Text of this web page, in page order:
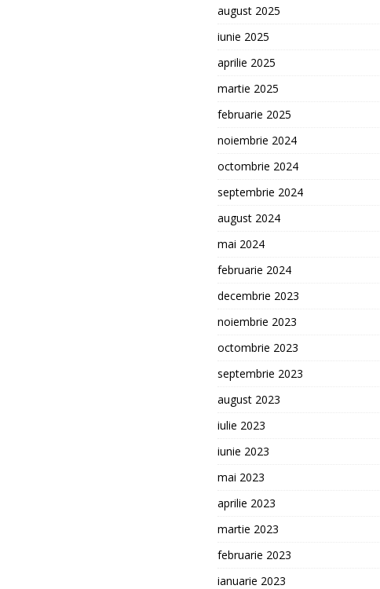
august 2025
iunie 2025
aprilie 2025
martie 2025
februarie 2025
noiembrie 2024
octombrie 2024
septembrie 2024
august 2024
mai 2024
februarie 2024
decembrie 2023
noiembrie 2023
octombrie 2023
septembrie 2023
august 2023
iulie 2023
iunie 2023
mai 2023
aprilie 2023
martie 2023
februarie 2023
ianuarie 2023